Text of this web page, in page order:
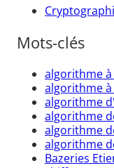
Mots-clés
algorithme
algorithme
algorithme
algorithme
algorithme
algorithme
Bazeries